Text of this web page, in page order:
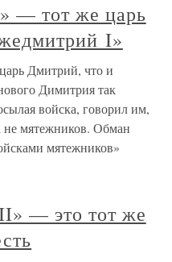
— тот же царь
I»
Дмитрий, что и
Димитрия так
войска, говорил им,
не мятежников. Обман
мятежников»
— это тот же